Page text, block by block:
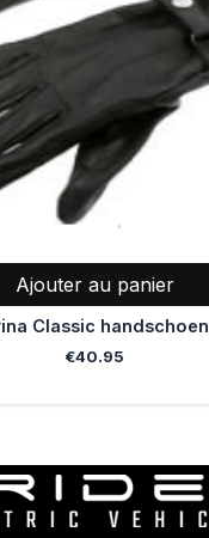
Classic handschoen
€40.95
Ajouter au panier